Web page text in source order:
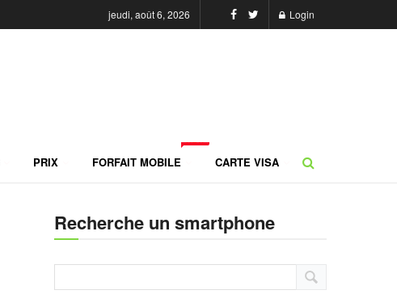
jeudi, août 6, 2026 Login
PRIX FORFAIT MOBILE CARTE VISA
Recherche un smartphone